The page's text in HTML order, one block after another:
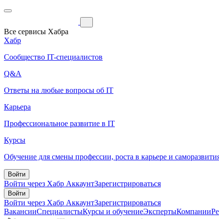
Все сервисы Хабра
Хабр
Сообщество IT-специалистов
Q&A
Ответы на любые вопросы об IT
Карьера
Профессиональное развитие в IT
Курсы
Обучение для смены профессии, роста в карьере и
Войти
Войти через Хабр АккаунтЗарегистрироваться
Войти
Войти через Хабр АккаунтЗарегистрироваться
ВакансииСпециалистыКурсы и обучениеЭкспертыКомпании